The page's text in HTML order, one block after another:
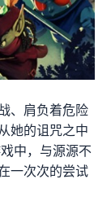
、肩负着危险
她的诅咒之中
中，与源源不
一次次的尝试